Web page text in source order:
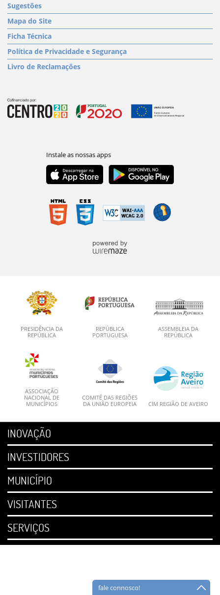
Sugestões
Mapa do Site
Ficha Técnica
Política de Privacidade e Segurança
Livro de Reclamações
PRESIDÊNCIA DA
REPÚBLICA
REPÚBLICA
PORTUGUESA
ASSEMBLEIA DA
REPÚBLICA
ASSOCIAÇÃO
NACIONAL DE
MUNICÍPIOS
COMITÉ DAS REGIÕES
DA UNIÃO EUROPEIA
CIM REGIÃO DE AVEIRO
INOVAÇÃO
INVESTIDORES
MUNICÍPIO
VISITANTES
SERVIÇOS
fale connosco!